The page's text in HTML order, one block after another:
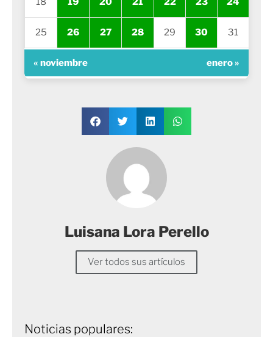
25 26 27 28 29 30 31
« noviembre enero »
Luisana Lora Perello
Ver todos sus artículos
Noticias populares: